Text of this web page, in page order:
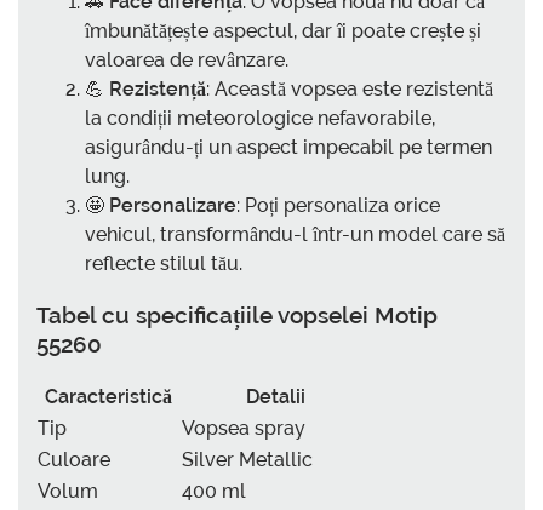
îmbunătățește aspectul, dar îi poate crește și
valoarea de revânzare.
💪 Rezistență: Această vopsea este rezistentă
la condiții meteorologice nefavorabile,
asigurându-ți un aspect impecabil pe termen
lung.
🤩 Personalizare: Poți personaliza orice
vehicul, transformându-l într-un model care să
reflecte stilul tău.
Tabel cu specificațiile vopselei Motip
55260
Caracteristică
Detalii
Tip
Vopsea spray
Culoare
Silver Metallic
Volum
400 ml